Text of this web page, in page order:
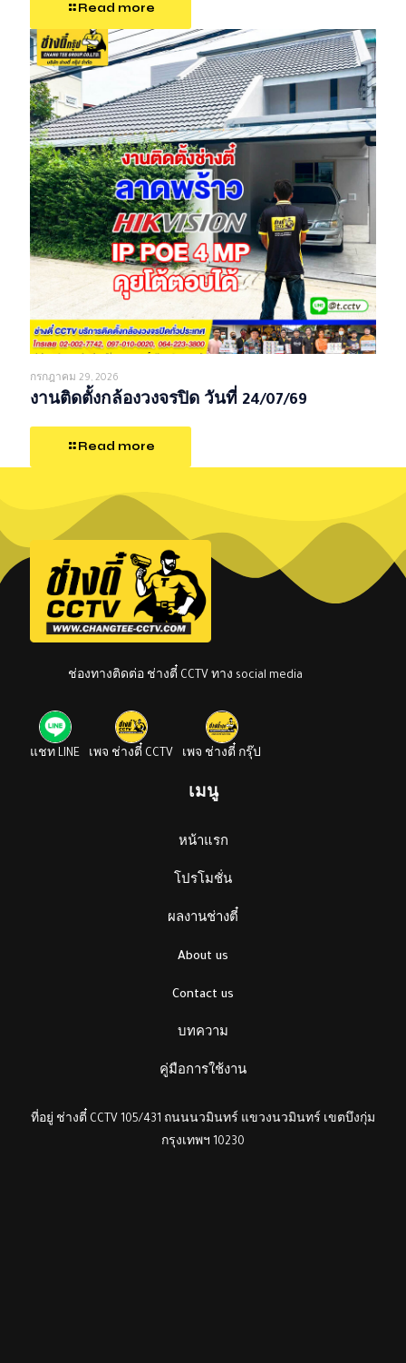
Read more
กรกฎาคม 29, 2026
งานติดตั้งกล้องวงจรปิด วันที่ 24/07/69
Read more
ช่องทางติดต่อ ช่างตี๋ CCTV ทาง social media
แชท LINE เพจ ช่างตี๋ CCTV เพจ ช่างตี๋ กรุ๊ป
เมนู
หน้าแรก
โปรโมชั่น
ผลงานช่างตี๋
About us
Contact us
บทความ
คู่มือการใช้งาน
ที่อยู่ ช่างตี๋ CCTV 105/431 ถนนนวมินทร์ แขวงนวมินทร์ เขตบึงกุ่ม
กรุงเทพฯ 10230